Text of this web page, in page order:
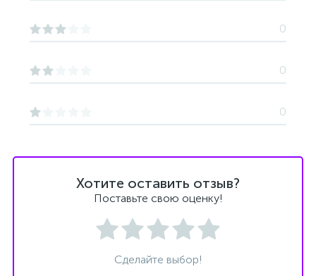
Хотите оставить отзыв?
Поставьте свою оценку!
Сделайте выбор!
0
0
0